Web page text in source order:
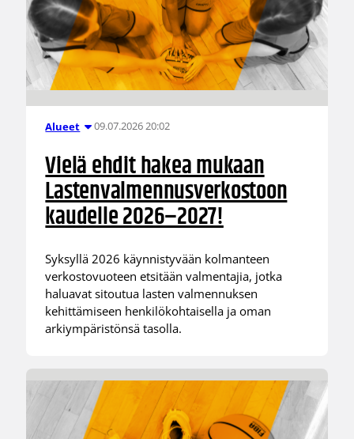
Alueet 09.07.2026 20:02
Vielä ehdit hakea mukaan
Lastenvalmennusverkostoon
kaudelle 2026–2027!
Syksyllä 2026 käynnistyvään kolmanteen
verkostovuoteen etsitään valmentajia, jotka
haluavat sitoutua lasten valmennuksen
kehittämiseen henkilökohtaisella ja oman
arkiympäristönsä tasolla.